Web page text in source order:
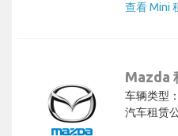
查看 Mini
Mazda
车辆类型
汽车租赁